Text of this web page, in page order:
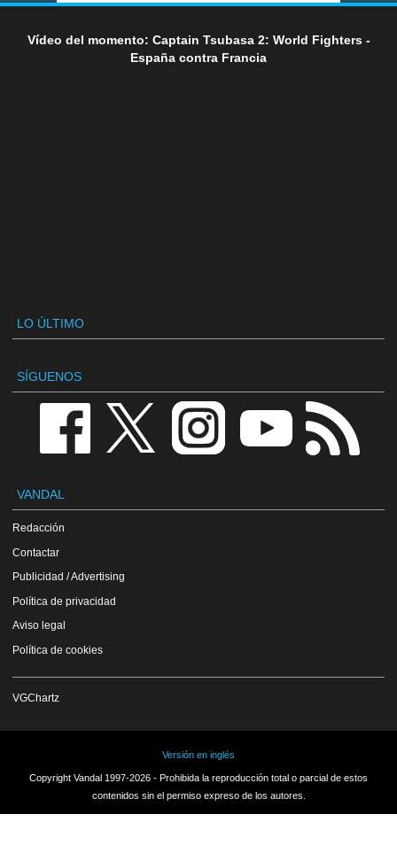
Vídeo del momento: Captain Tsubasa 2: World Fighters -
España contra Francia
LO ÚLTIMO
SÍGUENOS
VANDAL
Redacción
Contactar
Publicidad / Advertising
Política de privacidad
Aviso legal
Política de cookies
VGChartz
Versión en inglés
Copyright Vandal 1997-2026 - Prohibida la reproducción total o parcial de estos
contenidos sin el permiso expreso de los autores.